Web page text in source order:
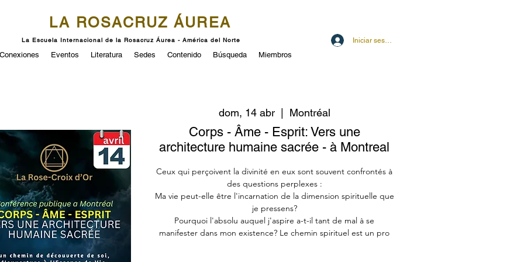
LA ROSACRUZ ÁUREA
La Escuela Internacional de la Rosacruz Áurea - América del Norte Iniciar sesión
Conexiones Eventos Literatura Sedes Contenido Búsqueda Miembros
dom, 14 abr
  |
Montréal
Corps - Âme - Esprit: Vers une
architecture humaine sacrée - à Montreal
Ceux qui perçoivent la divinité en eux sont souvent confrontés à
des questions perplexes :
Ma vie peut-elle être l'incarnation de la dimension spirituelle que
je pressens?
Pourquoi l'absolu auquel j'aspire a-t-il tant de mal à se
manifester dans mon existence? Le chemin spirituel est un pro